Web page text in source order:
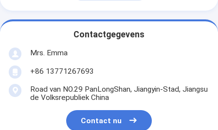
Contactgegevens
Mrs. Emma
+86 13771267693
Road van NO.29 PanLongShan, Jiangyin-Stad, Jiangsu
de Volksrepubliek China
Contact nu